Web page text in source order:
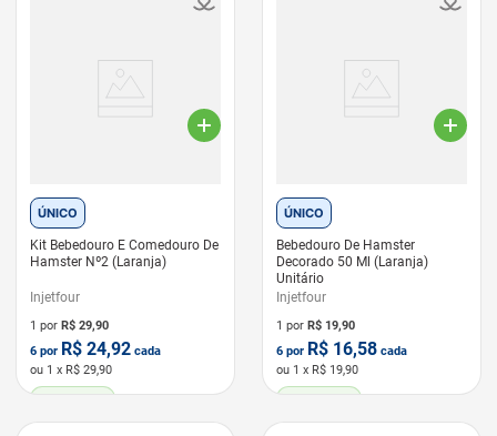
ÚNICO
Kit Bebedouro E Comedouro De
Hamster Nº2 (Laranja)
Injetfour
1 por R$ 29,90
6 por R$ 24,92 cada
ou 1 x R$ 29,90
ÚNICO
Bebedouro De Hamster
Decorado 50 Ml (Laranja)
Unitário
Injetfour
1 por R$ 19,90
6 por R$ 16,58 cada
ou 1 x R$ 19,90